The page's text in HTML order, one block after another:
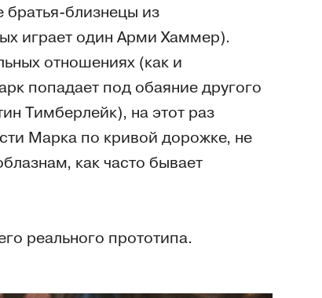
братья-близнецы из
играет один Арми Хаммер).
отношениях (как и
попадает под обаяние другого
Тимберлейк), на этот раз
Марка по кривой дорожке, не
как часто бывает
реального прототипа.